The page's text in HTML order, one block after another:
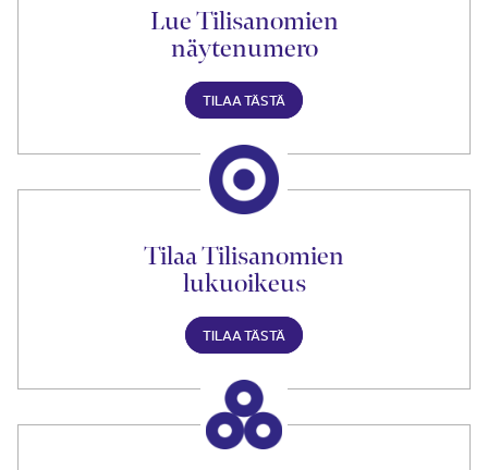
Lue Tilisanomien
näytenumero
TILAA TÄSTÄ
Tilaa Tilisanomien
lukuoikeus
TILAA TÄSTÄ